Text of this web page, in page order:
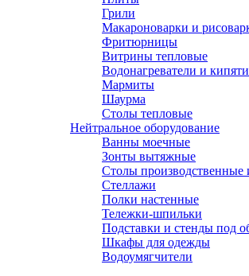
Грили
Макароноварки и
Фритюрницы
Витрины тепловые
Водонагреватели и
Мармиты
Шаурма
Столы тепловые
Нейтральное оборудование
Ванны моечные
Зонты вытяжные
Столы производственные
Стеллажи
Полки настенные
Тележки-шпильки
Подставки и стенды под
Шкафы для одежды
Водоумягчители